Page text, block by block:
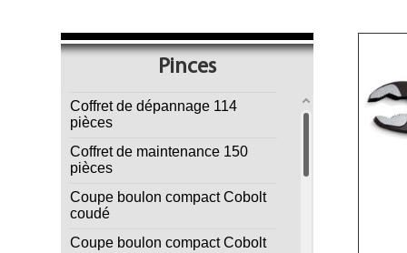
Pinces
Coffret de dépannage 114
pièces
Coffret de maintenance 150
pièces
Coupe boulon compact Cobolt
coudé
Coupe boulon compact Cobolt